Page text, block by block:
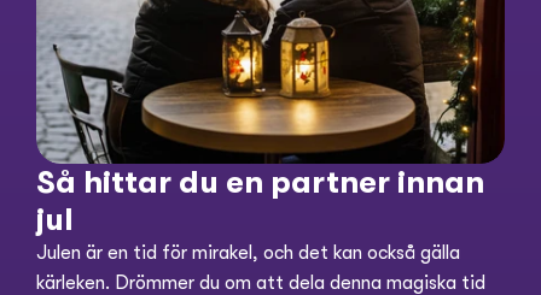
Så hittar du en partner innan
jul
Julen är en tid för mirakel, och det kan också gälla
kärleken. Drömmer du om att dela denna magiska tid